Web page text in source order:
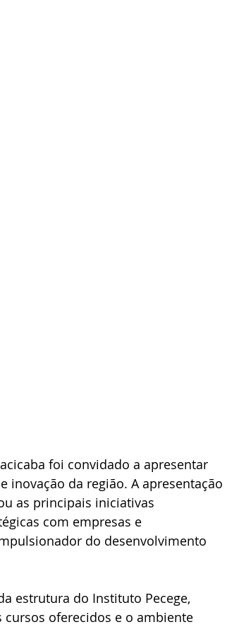
foi convidado a apresentar
inovação da região. A apresentação
as principais iniciativas
com empresas e
do desenvolvimento
estrutura do Instituto Pecege,
cursos oferecidos e o ambiente